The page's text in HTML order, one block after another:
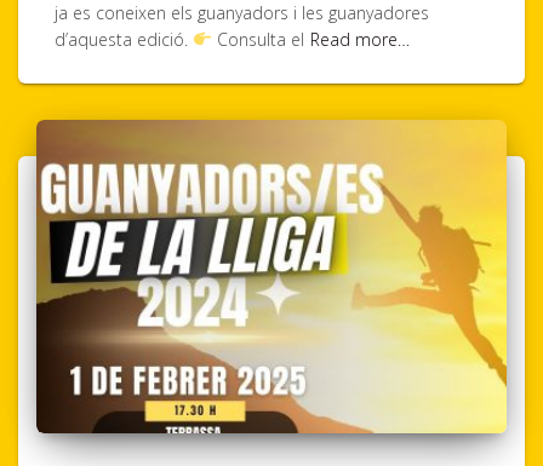
ja es coneixen els guanyadors i les guanyadores
d’aquesta edició.
Consulta el Read more…